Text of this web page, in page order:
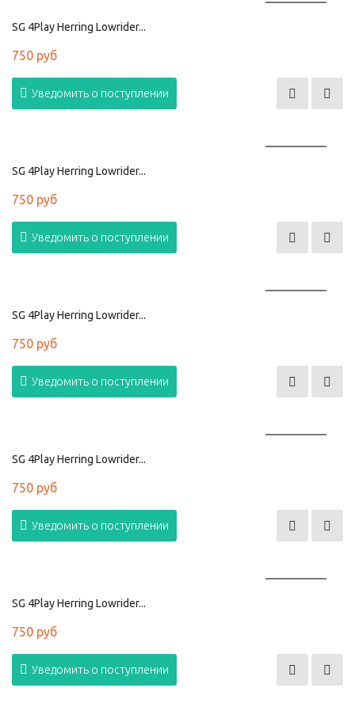
SG 4Play Herring Lowrider...
750 руб
Уведомить о поступлении
SG 4Play Herring Lowrider...
750 руб
Уведомить о поступлении
SG 4Play Herring Lowrider...
750 руб
Уведомить о поступлении
SG 4Play Herring Lowrider...
750 руб
Уведомить о поступлении
SG 4Play Herring Lowrider...
750 руб
Уведомить о поступлении